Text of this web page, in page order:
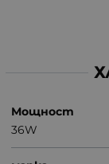
Мощност
36W